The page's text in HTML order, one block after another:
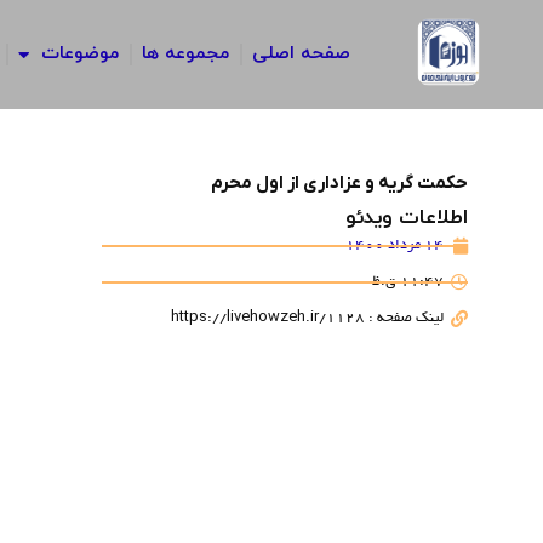
صفحه اصلی مجموعه ها موضوعات
حکمت گریه و عزاداری از اول محرم
اطلاعات ویدئو
14 مرداد 1400
11:47 ق.ظ
لینک صفحه : https://livehowzeh.ir/1128